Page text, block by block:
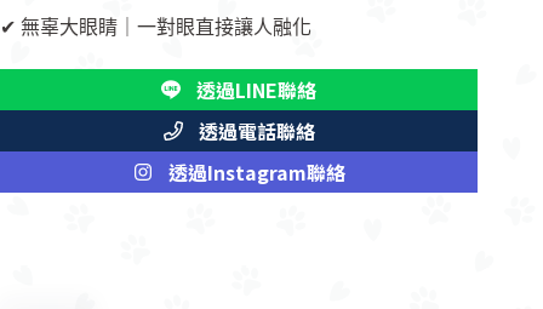
✔ 無辜大眼睛｜一對眼直接讓人融化
透過LINE聯絡
透過電話聯絡
透過Instagram聯絡